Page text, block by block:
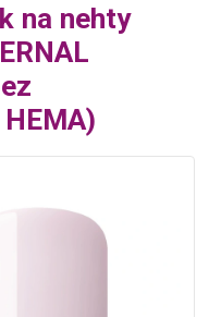
na nehty